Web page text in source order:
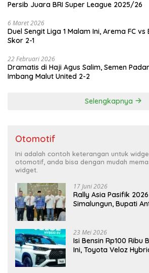
Persib Juara BRI Super League 2025/26
6 Maret 2026
Duel Sengit Liga 1 Malam Ini, Arema FC
Skor 2-1
22 Februari 2026
Dramatis di Haji Agus Salim, Semen
Imbang Malut United 2-2
Selengkapnya
Otomotif
Ini adalah contoh keterangan untuk
otomotif, anda bisa dengan mudah
widget.
17 Juni 2026
Rally Asia Pasifik
Simalungun, Bupati
23 Mei 2026
Isi Bensin Rp100 Ribu
Ini, Toyota Veloz